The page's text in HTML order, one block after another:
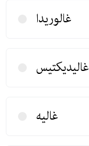
غالوریدا
غالیدیكتیس
غالیه